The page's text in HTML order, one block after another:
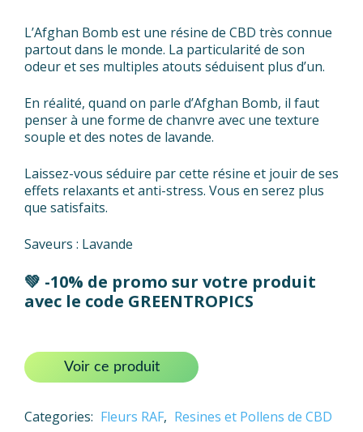
L’Afghan Bomb est une résine de CBD très connue
partout dans le monde. La particularité de son
odeur et ses multiples atouts séduisent plus d’un.
En réalité, quand on parle d’Afghan Bomb, il faut
penser à une forme de chanvre avec une texture
souple et des notes de lavande.
Laissez-vous séduire par cette résine et jouir de ses
effets relaxants et anti-stress. Vous en serez plus
que satisfaits.
Saveurs : Lavande
💚 -10% de promo sur votre produit
avec le code GREENTROPICS
Voir ce produit
Categories: Fleurs RAF, Resines et Pollens de CBD